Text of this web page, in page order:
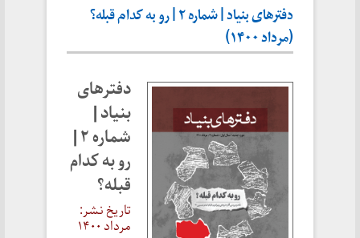
دفترهای بنیاد | شماره ۲ | رو به کدام قبله؟
(مرداد ۱۴۰۰)
دفترهای
بنیاد |
شماره ۲ |
رو به کدام
قبله؟
تاریخ نشر:
مرداد ۱۴۰۰